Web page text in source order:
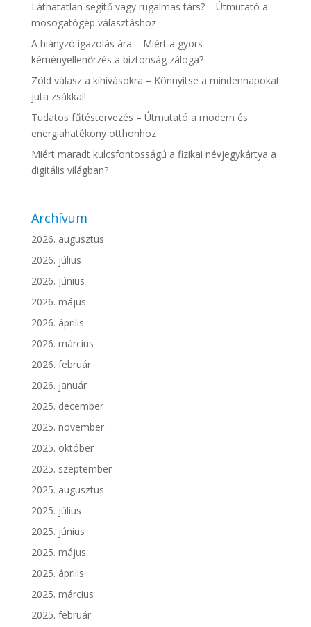
Láthatatlan segítő vagy rugalmas társ? – Útmutató a
mosogatógép választáshoz
A hiányzó igazolás ára – Miért a gyors
kéményellenőrzés a biztonság záloga?
Zöld válasz a kihívásokra – Könnyítse a mindennapokat
juta zsákkal!
Tudatos fűtéstervezés – Útmutató a modern és
energiahatékony otthonhoz
Miért maradt kulcsfontosságú a fizikai névjegykártya a
digitális világban?
Archívum
2026. augusztus
2026. július
2026. június
2026. május
2026. április
2026. március
2026. február
2026. január
2025. december
2025. november
2025. október
2025. szeptember
2025. augusztus
2025. július
2025. június
2025. május
2025. április
2025. március
2025. február